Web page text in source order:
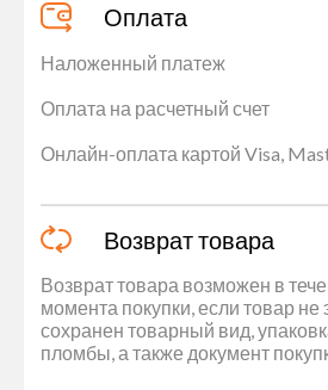
Оплата
Наложенный платеж
Оплата на расчетный счет
Онлайн-оплата картой Visa,
Возврат товара
Возврат товара возможен в
момента покупки, если товар не
сохранен товарный вид,
пломбы, а также документ